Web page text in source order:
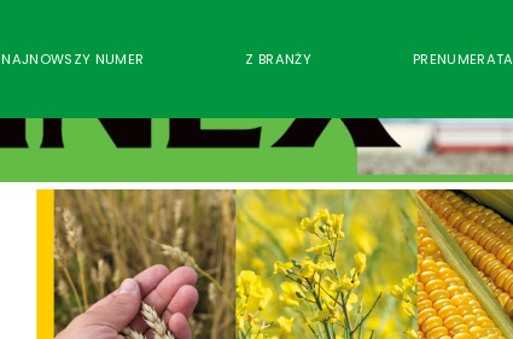
NAJNOWSZY NUMER Z BRANŻY PRENUMERATA